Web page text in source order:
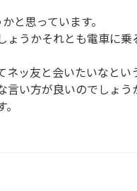
と思っています。
ょうかそれとも電車に
ッ友と会いたいなとい
い方が良いのでしょう